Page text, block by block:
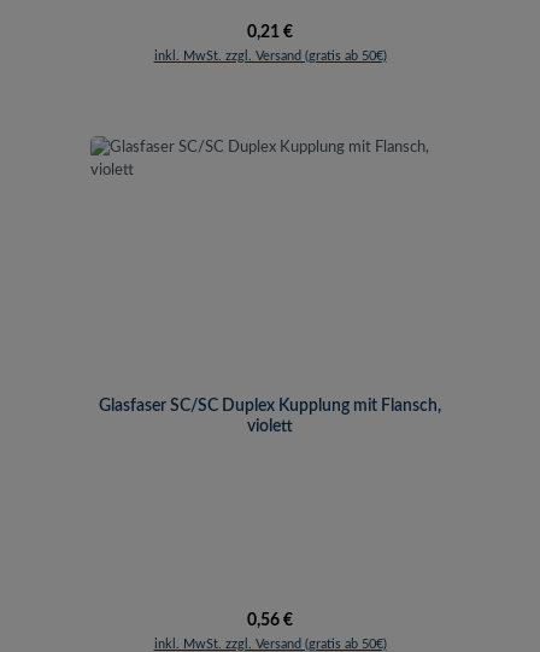
Regulärer Preis:
0,21 €
inkl. MwSt. zzgl. Versand (gratis ab 50€)
Glasfaser SC/SC Duplex Kupplung mit Flansch,
violett
Regulärer Preis:
0,56 €
inkl. MwSt. zzgl. Versand (gratis ab 50€)